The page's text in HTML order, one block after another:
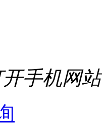
手机网站